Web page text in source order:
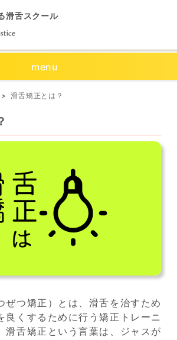
滑舌スクール
menu
滑舌矯正とは？
つ矯正）とは、滑舌を治すため
良くするために行う矯正トレーニ
滑舌矯正という言葉は、ジャスが